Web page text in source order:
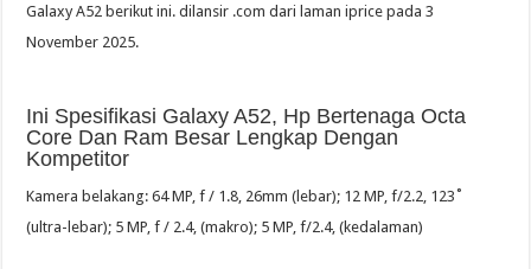
Galaxy A52 berikut ini. dilansir .com dari laman iprice pada 3
November 2025.
Ini Spesifikasi Galaxy A52, Hp Bertenaga Octa
Core Dan Ram Besar Lengkap Dengan
Kompetitor
Kamera belakang: 64 MP, f / 1.8, 26mm (lebar); 12 MP, f/2.2, 123˚
(ultra-lebar); 5 MP, f / 2.4, (makro); 5 MP, f/2.4, (kedalaman)